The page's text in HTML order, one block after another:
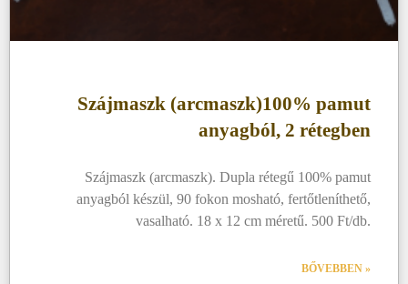
Szájmaszk (arcmaszk)100% pamut
anyagból, 2 rétegben
Szájmaszk (arcmaszk). Dupla rétegű 100% pamut
anyagból készül, 90 fokon mosható, fertőtleníthető,
vasalható. 18 x 12 cm méretű. 500 Ft/db.
BŐVEBBEN »